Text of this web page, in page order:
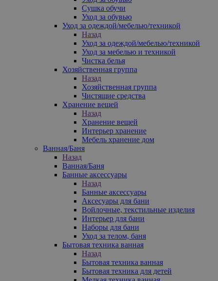
Сушка обучи
Уход за обувью
Уход за одеждой/мебелью/техникой
Назад
Уход за одеждой/мебелью/техникой
Уход за мебелью и техникой
Чистка белья
Хозяйственная группа
Назад
Хозяйственная группа
Чистящие средства
Хранение вещей
Назад
Хранение вещей
Интерьер хранение
Мебель хранение дом
Ванная/Баня
Назад
Ванная/Баня
Банные аксессуары
Назад
Банные аксессуары
Аксесуары для бани
Войлочные, текстильные изделия
Интерьер для бани
Наборы для бани
Уход за телом, баня
Бытовая техника ванная
Назад
Бытовая техника ванная
Бытовая техника для детей